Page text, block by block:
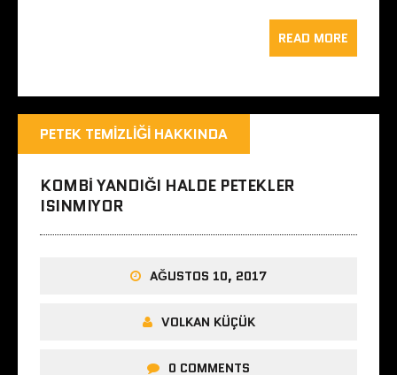
READ MORE
PETEK TEMIZLIĞI HAKKINDA
KOMBI YANDIĞI HALDE PETEKLER
ISINMIYOR
AĞUSTOS 10, 2017
VOLKAN KÜÇÜK
0 COMMENTS